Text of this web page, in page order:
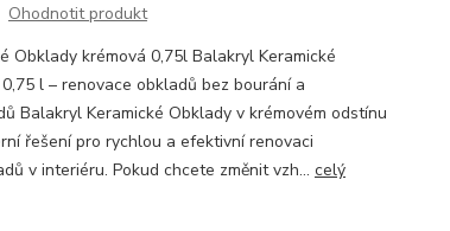
Ohodnotit produkt
Obklady krémová 0,75l Balakryl Keramické
l – renovace obkladů bez bourání a
Balakryl Keramické Obklady v krémovém odstínu
řešení pro rychlou a efektivní renovaci
v interiéru. Pokud chcete změnit vzh... celý